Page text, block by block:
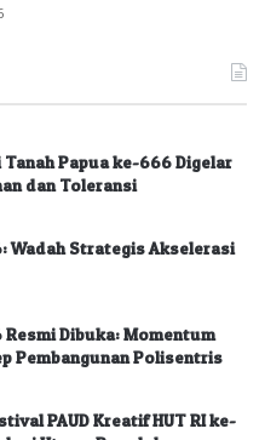
Papua ke-666 Digelar
dan Toleransi
Wadah Strategis Akselerasi
Dibuka: Momentum
Pembangunan Polisentris
PAUD Kreatif HUT RI ke-